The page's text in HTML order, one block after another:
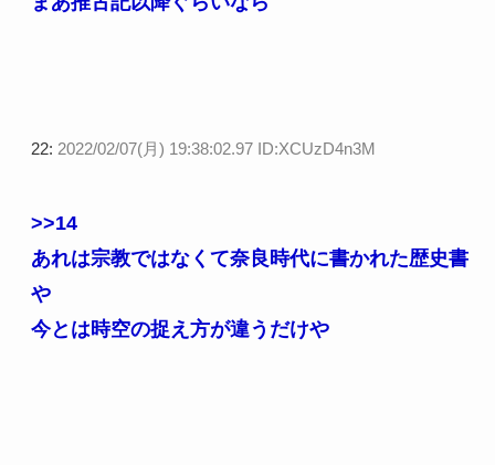
22: 2022/02/07(月) 19:38:02.97 ID:XCUzD4n3M
>>14
あれは宗教ではなくて奈良時代に書かれた歴史書
や
今とは時空の捉え方が違うだけや